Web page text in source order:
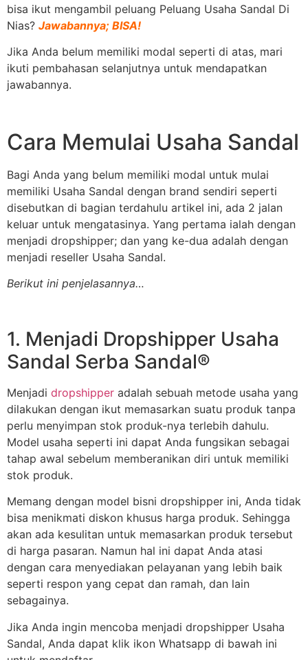
bisa ikut mengambil peluang Peluang Usaha Sandal Di
Nias? Jawabannya; BISA!
Jika Anda belum memiliki modal seperti di atas, mari
ikuti pembahasan selanjutnya untuk mendapatkan
jawabannya.
Cara Memulai Usaha Sandal
Bagi Anda yang belum memiliki modal untuk mulai
memiliki Usaha Sandal dengan brand sendiri seperti
disebutkan di bagian terdahulu artikel ini, ada 2 jalan
keluar untuk mengatasinya. Yang pertama ialah dengan
menjadi dropshipper; dan yang ke-dua adalah dengan
menjadi reseller Usaha Sandal.
Berikut ini penjelasannya…
1. Menjadi Dropshipper Usaha
Sandal Serba Sandal®
Menjadi dropshipper adalah sebuah metode usaha yang
dilakukan dengan ikut memasarkan suatu produk tanpa
perlu menyimpan stok produk-nya terlebih dahulu.
Model usaha seperti ini dapat Anda fungsikan sebagai
tahap awal sebelum memberanikan diri untuk memiliki
stok produk.
Memang dengan model bisni dropshipper ini, Anda tidak
bisa menikmati diskon khusus harga produk. Sehingga
akan ada kesulitan untuk memasarkan produk tersebut
di harga pasaran. Namun hal ini dapat Anda atasi
dengan cara menyediakan pelayanan yang lebih baik
seperti respon yang cepat dan ramah, dan lain
sebagainya.
Jika Anda ingin mencoba menjadi dropshipper Usaha
Sandal, Anda dapat klik ikon Whatsapp di bawah ini